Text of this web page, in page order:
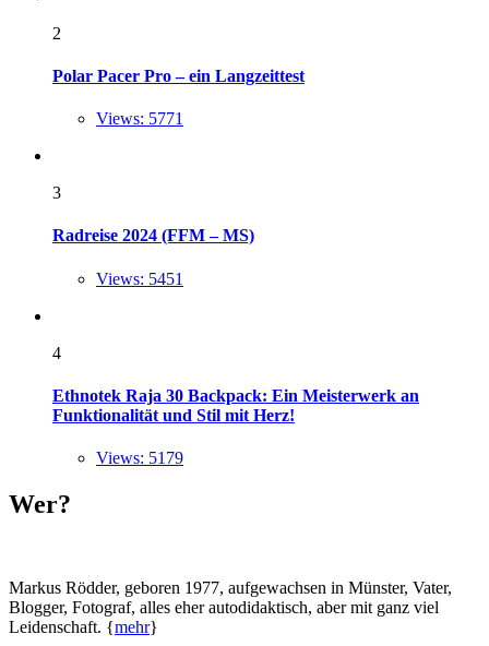
2
Polar Pacer Pro – ein Langzeittest
Views: 5771
3
Radreise 2024 (FFM – MS)
Views: 5451
4
Ethnotek Raja 30 Backpack: Ein Meisterwerk an
Funktionalität und Stil mit Herz!
Views: 5179
Wer?
Markus Rödder, geboren 1977, aufgewachsen in Münster, Vater,
Blogger, Fotograf, alles eher autodidaktisch, aber mit ganz viel
Leidenschaft. {mehr}